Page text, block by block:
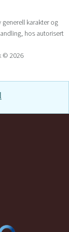
karakter og
hos autorisert
© 2026